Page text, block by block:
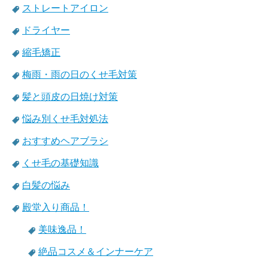
ストレートアイロン
ドライヤー
縮毛矯正
梅雨・雨の日のくせ毛対策
髪と頭皮の日焼け対策
悩み別くせ毛対処法
おすすめヘアブラシ
くせ毛の基礎知識
白髪の悩み
殿堂入り商品！
美味逸品！
絶品コスメ＆インナーケア